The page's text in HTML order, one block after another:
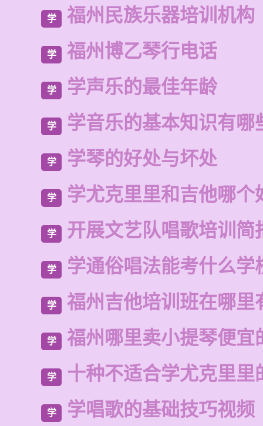
学 福州民族乐器培训机构
学 福州博乙琴行电话
学 学声乐的最佳年龄
学 学音乐的基本知识有哪
学 学琴的好处与坏处
学 学尤克里里和吉他哪个
学 开展文艺队唱歌培训简
学 学通俗唱法能考什么学
学 福州吉他培训班在哪里
学 福州哪里卖小提琴便宜
学 十种不适合学尤克里里
学 学唱歌的基础技巧视频